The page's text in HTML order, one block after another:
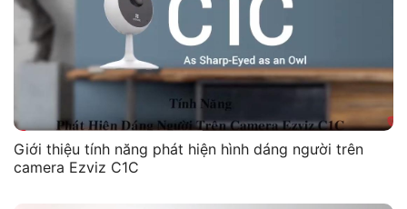
Giới thiệu tính năng phát hiện hình dáng người trên
camera Ezviz C1C